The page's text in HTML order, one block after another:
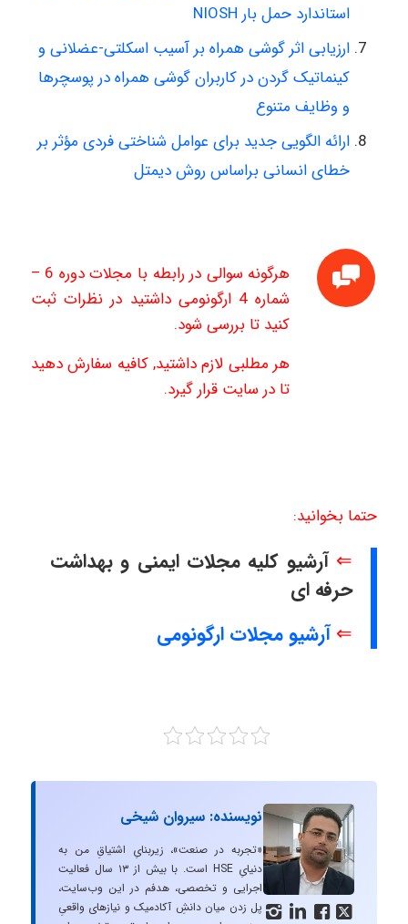
استاندارد حمل بار NIOSH
ارزیابی اثر گوشی همراه بر آسیب اسکلتی-عضلانی و
کینماتیک گردن در کاربران گوشی همراه در پوسچرها
و وظایف متنوع
ارائه الگویی جدید برای عوامل شناختی فردی مؤثر بر
خطای انسانی براساس روش دیمتل
هرگونه سوالی در رابطه با مجلات دوره 6 –
شماره 4 ارگونومی داشتید در نظرات ثبت
کنید تا بررسی شود.
هر مطلبی لازم داشتید, کافیه سفارش دهید
تا در سایت قرار گیرد.
حتما بخوانید:
⇐آرشیو کلیه مجلات ایمنی و بهداشت
حرفه ای
⇐آرشیو مجلات ارگونومی
   
نویسنده: سیروان شیخی
«تجربه در صنعت»، زیربنایِ اشتیاقِ من به
دنیایِ HSE است. با بیش از ۱۳ سال فعالیت
اجرایی و تخصصی، هدفم در این وب‌سایت،
پل زدن میان دانشِ آکادمیک و نیازهای واقعیِ